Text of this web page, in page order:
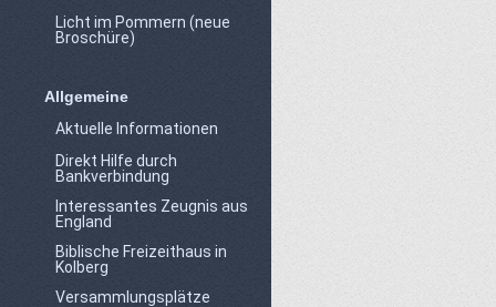
Licht im Pommern (neue
Broschüre)
Allgemeine
Aktuelle Informationen
Direkt Hilfe durch
Bankverbindung
Interessantes Zeugnis aus
England
Biblische Freizeithaus in
Kolberg
Versammlungsplätze